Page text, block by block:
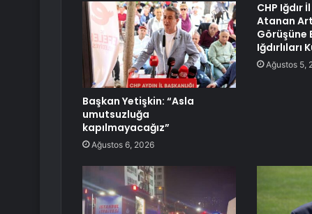
Başkan Yetişkin: “Asla
umutsuzluğa
kapılmayacağız”
Ağustos 6, 2026
CHP Iğdır
Atanan
Görüşüne
Iğdırlıları
Ağustos 5,